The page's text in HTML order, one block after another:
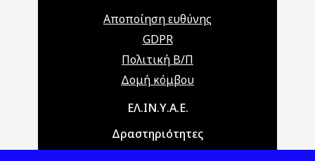
Αποποίηση ευθύνης
GDPR
Πολιτική Β/Π
Δομή κόμβου
Main navigationΕΛ.ΙΝ.Υ.Α.Ε.
Δραστηριότητες